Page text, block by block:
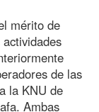
mérito de
de las
la KNU de
Ambas